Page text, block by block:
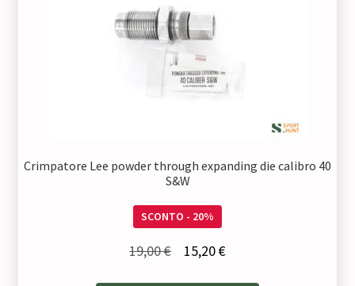
Crimpatore Lee powder through expanding die calibro 40
S&W
SCONTO - 20%
19,00€ 15,20€Il